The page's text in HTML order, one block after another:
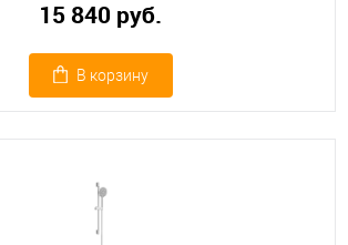
15 840 руб.
В корзину